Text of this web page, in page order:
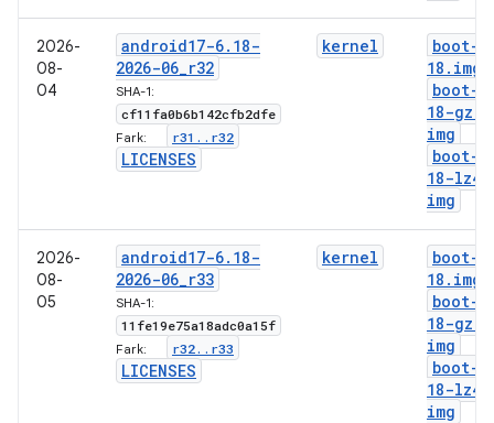
2026-
08-
04
android17-6. 18-
2026-06_r32
SHA-1:
cf11fa0b6b142cfb2dfe
Fark: r31 . . r32
LICENSES
kernel boot-6
18 . img
boot-6
18-gz
img
boot-6
18-lz4
img
2026-
08-
05
android17-6. 18-
2026-06_r33
SHA-1:
11fe19e75a18adc0a15f
Fark: r32. . r33
LICENSES
kernel boot-6
18 . img
boot-6
18-gz
img
boot-6
18-lz4
img